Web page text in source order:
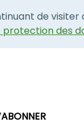
de
protection des